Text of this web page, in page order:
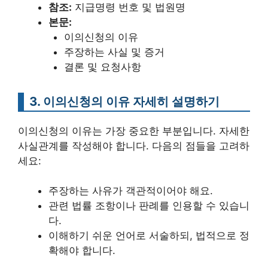
참조: 지급명령 번호 및 법원명
본문:
이의신청의 이유
주장하는 사실 및 증거
결론 및 요청사항
3. 이의신청의 이유 자세히 설명하기
이의신청의 이유는 가장 중요한 부분입니다. 자세한
사실관계를 작성해야 합니다. 다음의 점들을 고려하
세요:
주장하는 사유가 객관적이어야 해요.
관련 법률 조항이나 판례를 인용할 수 있습니
다.
이해하기 쉬운 언어로 서술하되, 법적으로 정
확해야 합니다.